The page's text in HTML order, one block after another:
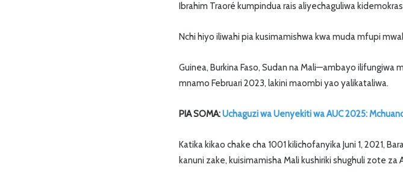
Ibrahim Traoré kumpindua rais aliyechaguliwa
Nchi hiyo iliwahi pia kusimamishwa kwa muda mfupi
Guinea, Burkina Faso, Sudan na Mali—ambayo
mnamo Februari 2023, lakini maombi yao yalikataliwa.
PIA SOMA:Uchaguzi wa Uenyekiti wa AUC 2025:
Katika kikao chake cha 1001 kilichofanyika Juni 1, 2021,
kanuni zake, kuisimamisha Mali kushiriki shughuli zote